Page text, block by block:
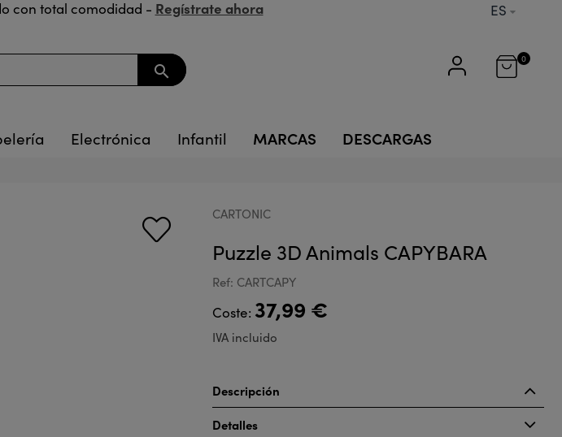
con total comodidad - Regístrate ahora ES
search
0
Electrónica Infantil MARCAS DESCARGAS
CARTONIC
Puzzle 3D Animals CAPYBARA
Ref: CARTCAPY
Coste: 37,99 €
IVA incluido
Descripción
Detalles